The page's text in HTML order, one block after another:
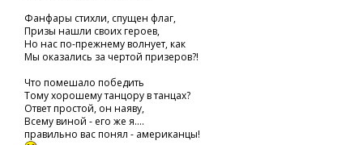
Фанфары стихли, спущен флаг,
Призы нашли своих героев,
Но нас по-прежнему волнует, как
Мы оказались за чертой призеров?!
Что помешало победить
Тому хорошему танцору в танцах?
Ответ простой, он наяву,
Всему виной - его же я....
правильно вас понял - американцы!